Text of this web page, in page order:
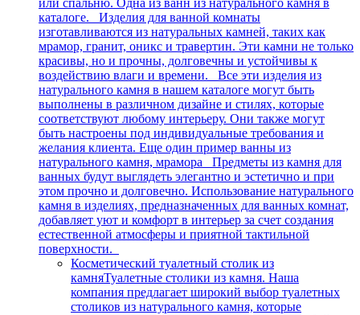
каталоге. Изделия для ванной комнаты
изготавливаются из натуральных камней, таких как
мрамор, гранит, оникс и травертин. Эти камни не только
красивы, но и прочны, долговечны и устойчивы к
воздействию влаги и времени. Все эти изделия из
натурального камня в нашем каталоге могут быть
выполнены в различном дизайне и стилях, которые
соответствуют любому интерьеру. Они также могут
быть настроены под индивидуальные требования и
желания клиента. Еще один пример ванны из
натурального камня, мрамора Предметы из камня для
ванных будут выглядеть элегантно и эстетично и при
этом прочно и долговечно. Использование натурального
камня в изделиях, предназначенных для ванных комнат,
добавляет уют и комфорт в интерьер за счет создания
естественной атмосферы и приятной тактильной
поверхности.
Косметический туалетный столик из
камняТуалетные столики из камня. Наша
компания предлагает широкий выбор туалетных
столиков из натурального камня, которые